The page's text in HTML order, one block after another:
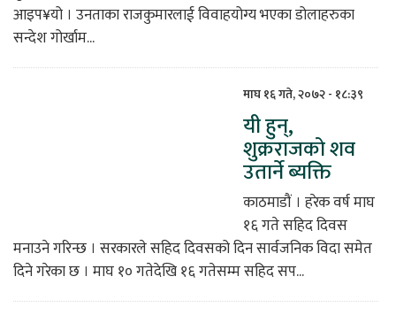
आइप¥यो । उनताका राजकुमारलाई विवाहयोग्य भएका डोलाहरुका
सन्देश गोर्खाम...
माघ १६ गते, २०७२ - १८:३९
यी हुन्,
शुक्रराजको शव
उतार्ने ब्यक्ति
काठमाडौं । हरेक वर्ष माघ
१६ गते सहिद दिवस
मनाउने गरिन्छ । सरकारले सहिद दिवसको दिन सार्वजनिक विदा समेत
दिने गरेका छ । माघ १० गतेदेखि १६ गतेसम्म सहिद सप...